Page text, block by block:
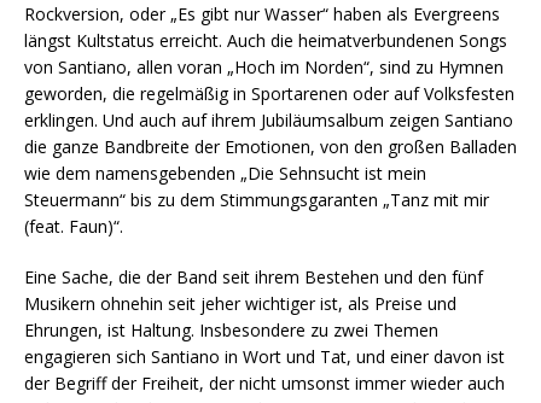
Rockversion, oder „Es gibt nur Wasser“ haben als Evergreens
längst Kultstatus erreicht. Auch die heimatverbundenen Songs
von Santiano, allen voran „Hoch im Norden“, sind zu Hymnen
geworden, die regelmäßig in Sportarenen oder auf Volksfesten
erklingen. Und auch auf ihrem Jubiläumsalbum zeigen Santiano
die ganze Bandbreite der Emotionen, von den großen Balladen
wie dem namensgebenden „Die Sehnsucht ist mein
Steuermann“ bis zu dem Stimmungsgaranten „Tanz mit mir
(feat. Faun)“.
Eine Sache, die der Band seit ihrem Bestehen und den fünf
Musikern ohnehin seit jeher wichtiger ist, als Preise und
Ehrungen, ist Haltung. Insbesondere zu zwei Themen
engagieren sich Santiano in Wort und Tat, und einer davon ist
der Begriff der Freiheit, der nicht umsonst immer wieder auch